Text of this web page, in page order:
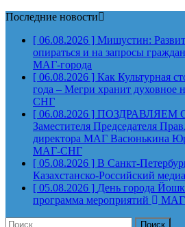
Последние новости
[ 06.08.2026 ] Мишустин:
опираться и на запросы
МАГ-города
[ 06.08.2026 ] Как Культурная
года – Мегри хранит духовное
СНГ
[ 06.08.2026 ] ПОЗДРАВЛЯЕМ
Заместителя Председателя
директора МАГ Васюнькина
МАГ-СНГ
[ 05.08.2026 ] В Санкт-
Казахстанско-Российский
[ 05.08.2026 ] День города
программа мероприятий
Найти: